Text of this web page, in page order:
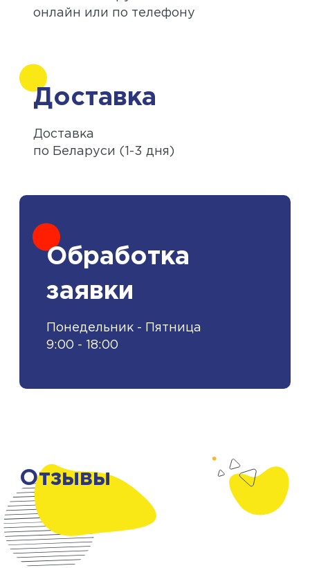
онлайн или по телефону
Доставка
Доставка
по Беларуси (1-3 дня)
Обработка
заявки
Понедельник - Пятница
9:00 - 18:00
Отзывы